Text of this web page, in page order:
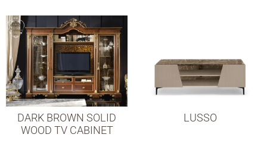
DARK BROWN SOLID
WOOD TV CABINET
LUSSO